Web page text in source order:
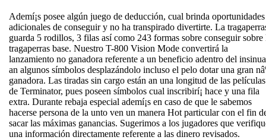
Ademí¡s posee algún juego de deducción, cual brinda oportunidades
adicionales de conseguir y no ha transpirado divertirte. La
guarda 5 rodillos, 3 filas así­ como 243 formas sobre conseguir sobre
tragaperras base. Nuestro T-800 Vision Mode convertirá la
lanzamiento no ganadora referente a un beneficio adentro del
an algunos símbolos desplazándolo incluso el pelo dotar una gran
ganadora. Las tiradas sin cargo están an una longitud de las películas
de Terminator, pues poseen símbolos cual inscribirí¡ hace y una fila
extra. Durante rebaja especial ademí¡s en caso de que le sabemos
hacerse persona de la unto ven un manera Hot particular con el fin
sacar las máximas ganancias. Sugerimos a los jugadores que
una información directamente referente a las dinero revisados.